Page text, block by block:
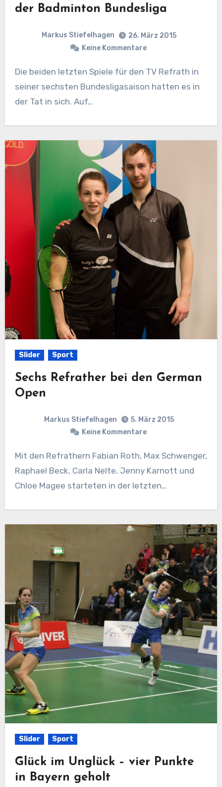
der Badminton Bundesliga
Markus Stiefelhagen
26. März 2015
Keine Kommentare
Die beiden letzten Spiele für den TV Refrath in
seiner sechsten Bundesligasaison hatten es in
der Tat in sich. Auf…
Slider Sport
Sechs Refrather bei den German
Open
Markus Stiefelhagen
5. März 2015
Keine Kommentare
Mit den Refrathern Fabian Roth, Max Schwenger,
Raphael Beck, Carla Nelte, Jenny Karnott und
Chloe Magee starteten in der letzten…
Slider Sport
Glück im Unglück – vier Punkte
in Bayern geholt